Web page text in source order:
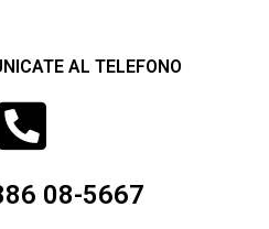
AL TELEFONO
08-5667